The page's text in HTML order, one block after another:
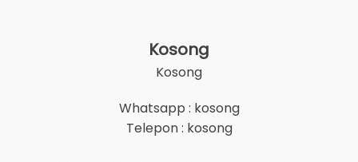
Kosong
Kosong
Whatsapp : kosong
Telepon : kosong